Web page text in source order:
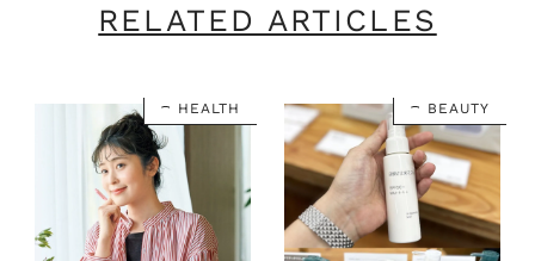
RELATED ARTICLES
HEALTH BEAUTY